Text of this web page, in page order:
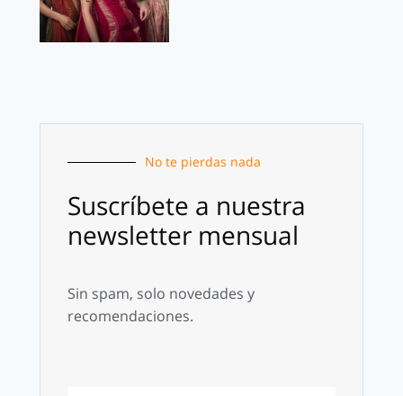
No te pierdas nada
Suscríbete a nuestra
newsletter mensual
Sin spam, solo novedades y
recomendaciones.